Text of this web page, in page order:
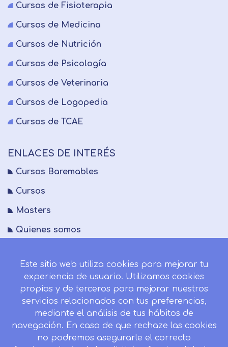
Cursos de Fisioterapia
Cursos de Medicina
Cursos de Nutrición
Cursos de Psicología
Cursos de Veterinaria
Cursos de Logopedia
Cursos de TCAE
ENLACES DE INTERÉS
Cursos Baremables
Cursos
Masters
Quienes somos
Blog
Mapa del sitio
Desistir contrato aquí
Este sitio web utiliza cookies para mejorar tu
experiencia de usuario. Utilizamos cookies
propias y de terceros para mejorar nuestros
servicios relacionados con tus preferencias,
mediante el análisis de tus hábitos de
navegación. En caso de que rechaze las cookies
no podremos asegurarle el correcto